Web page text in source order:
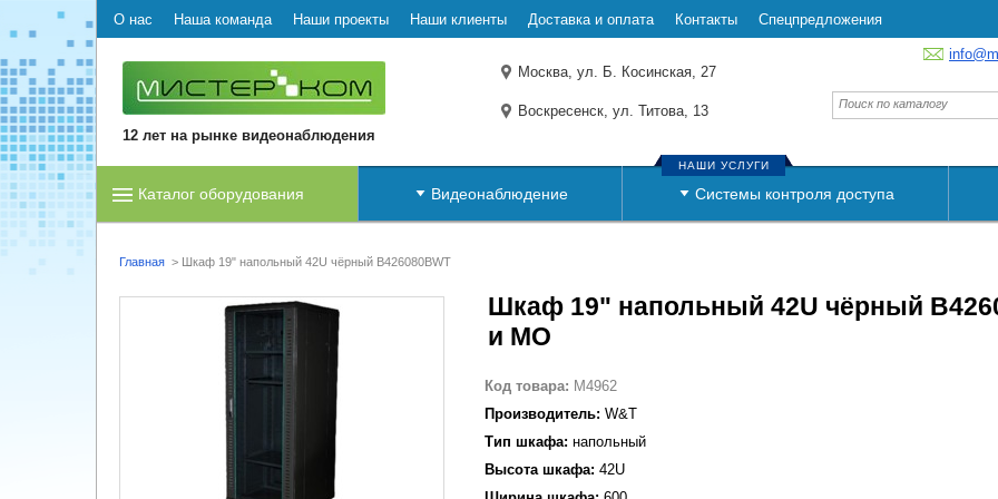
О нас Наша команда Наши проекты Наши клиенты Доставка и оплата Контакты Спецпредложения
12 лет на рынке видеонаблюдения
Москва, ул. Б. Косинская, 27
Воскресенск, ул. Титова, 13
Каталог оборудования Видеонаблюдение Системы контроля доступа
НАШИ УСЛУГИ
Главная > Шкаф 19" напольный 42U чёрный B426080BWT
Шкаф 19" напольный 42U чёрный
и МО
Код товара: M4962
Производитель: W&T
Тип шкафа: напольный
Высота шкафа: 42U